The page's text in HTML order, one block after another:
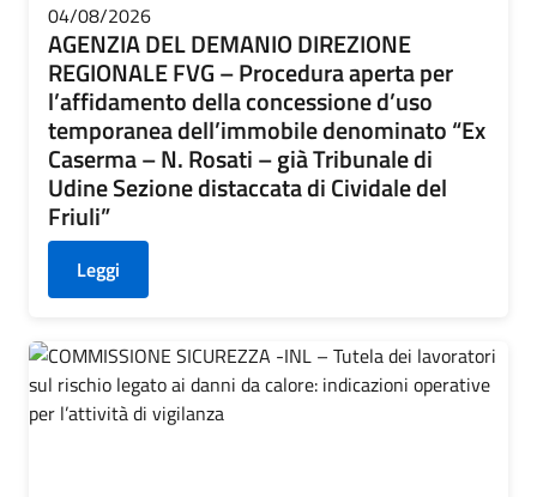
04/08/2026
AGENZIA DEL DEMANIO DIREZIONE
REGIONALE FVG – Procedura aperta per
l’affidamento della concessione d’uso
temporanea dell’immobile denominato “Ex
Caserma – N. Rosati – già Tribunale di
Udine Sezione distaccata di Cividale del
Friuli”
Leggi